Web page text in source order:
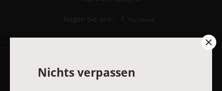
Folgen Sie uns: Facebook
Pastoralblätter-Newsletter
Nichts verpassen